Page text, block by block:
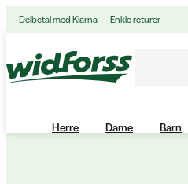
Delbetal med Klarna Enkle returer
Herre Dame Barn